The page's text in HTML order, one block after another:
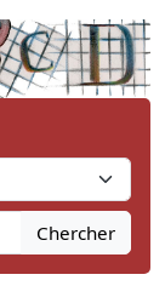
Chercher